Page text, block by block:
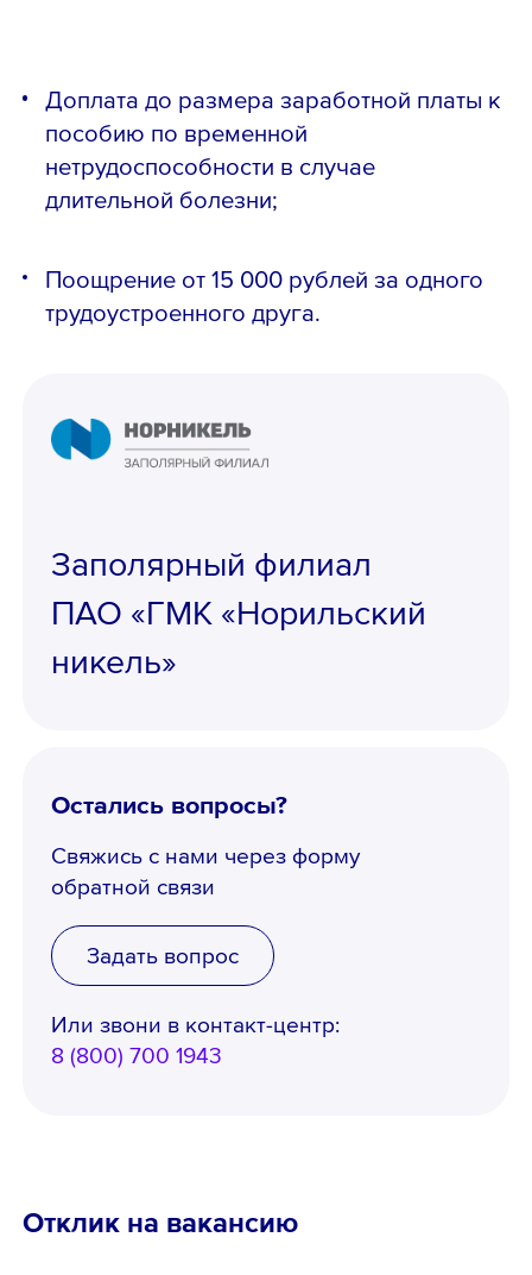
Доплата до размера заработной платы к
пособию по временной
нетрудоспособности в случае
длительной болезни;
Поощрение от 15 000 рублей за одного
трудоустроенного друга.
Заполярный филиал
ПАО «ГМК «Норильский
никель»
Остались вопросы?
Свяжись с нами через форму
обратной связи
Задать вопрос
Или звони в контакт-центр:
8 (800) 700 1943
Email *
Вопрос *
Политикой
конфиденциальности
Отклик на вакансию